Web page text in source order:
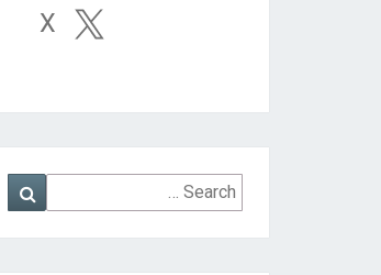
X
Search
for: